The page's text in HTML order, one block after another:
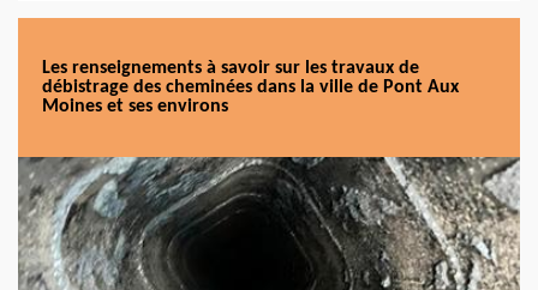
Les renseignements à savoir sur les travaux de
débistrage des cheminées dans la ville de Pont Aux
Moines et ses environs